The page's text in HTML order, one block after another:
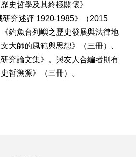
史哲學及其終極關懷》
研究述評 1920-1985》（2015
釣魚台列嶼之歷史發展與法律地
大師的風範與思想》（三冊）、
研究論文集》。與友人合編者則有
哲溯源》（三冊）。